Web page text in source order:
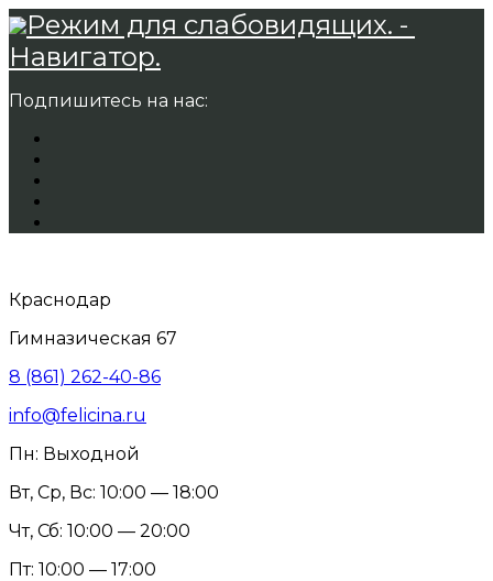
Режим для слабовидящих. -
Навигатор.
Подпишитесь на нас:
Краснодар
Гимназическая 67
8 (861) 262-40-86
info@felicina.ru
Пн: Выходной
Вт, Ср, Вс: 10:00 — 18:00
Чт, Сб: 10:00 — 20:00
Пт: 10:00 — 17:00